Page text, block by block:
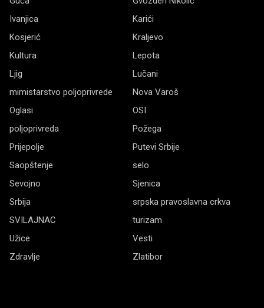
Ivanjica
Karići
Kosjerić
Kraljevo
Kultura
Lepota
Ljig
Lučani
mimistarstvo poljoprivrede
Nova Varoš
Oglasi
OSI
poljoprivreda
Požega
Prijepolje
Putevi Srbije
Saopštenje
selo
Sevojno
Sjenica
Srbija
srpska pravoslavna crkva
SVILAJNAC
turizam
Užice
Vesti
Zdravlje
Zlatibor